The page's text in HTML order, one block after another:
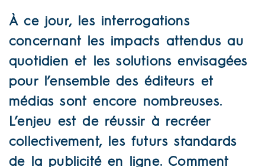
À ce jour, les interrogations
concernant les impacts attendus au
quotidien et les solutions envisagées
pour l’ensemble des éditeurs et
médias sont encore nombreuses.
L’enjeu est de réussir à recréer
collectivement, les futurs standards
de la publicité en ligne. Comment